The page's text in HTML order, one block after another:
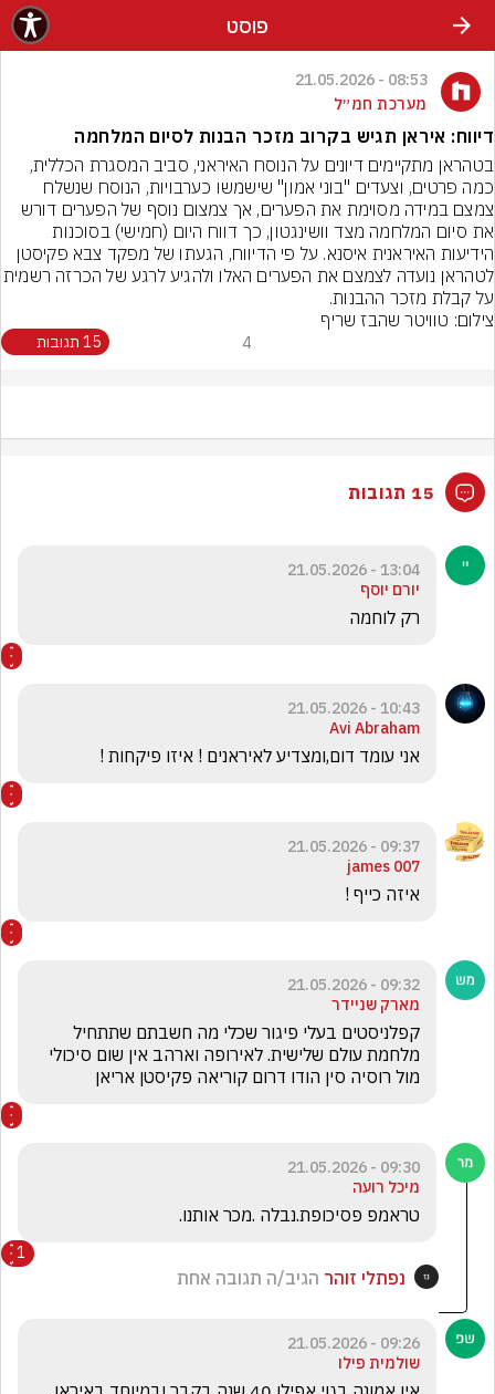
פוסט
08:53 - 21.05.2026
מערכת חמ״ל
דיווח: איראן תגיש בקרוב מזכר הבנות לסיום המלחמה
את סיום המלחמה מצד וושינגטון, כך דווח היום (חמישי) בסוכנות
על קבלת מזכר ההבנות.
צילום: טוויטר שהבז שריף
4 15 תגובות
15 תגובות
13:04 - 21.05.2026
יורם יוסף
רק לוחמה
10:43 - 21.05.2026
Avi Abraham
אני עומד דום,ומצדיע לאיראנים ! איזו פיקחות !
09:37 - 21.05.2026
james 007
איזה כייף !
09:32 - 21.05.2026
מארק שניידר
מול רוסיה סין הודו דרום קוריאה פקיסטן אריאן
09:30 - 21.05.2026
מיכל רועה
טראמפ פסיכופת.נבלה .מכר אותנו.
1
נפתלי זוהר הגיב/ה תגובה אחת
09:26 - 21.05.2026
שולמית פילו